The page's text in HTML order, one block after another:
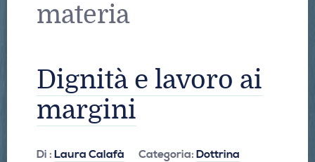
materia
Dignità e lavoro ai
margini
Di : Laura Calafà Categoria: Dottrina